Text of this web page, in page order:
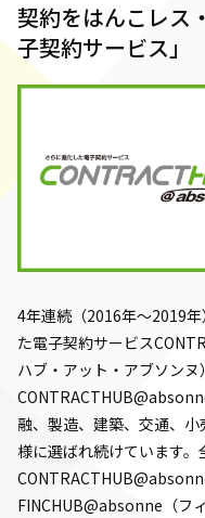
契約をはんこレス
子契約サービス」
4年連続（2016年～2019
た電子契約サービス
ハブ・アット・アブソンヌ
融、製造、建築、交通、
様に選ばれ続けています。
FINCHUB@absonne（フ